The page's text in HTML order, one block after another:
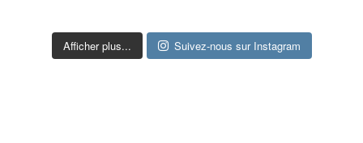
Afficher plus... Suivez-nous sur Instagram